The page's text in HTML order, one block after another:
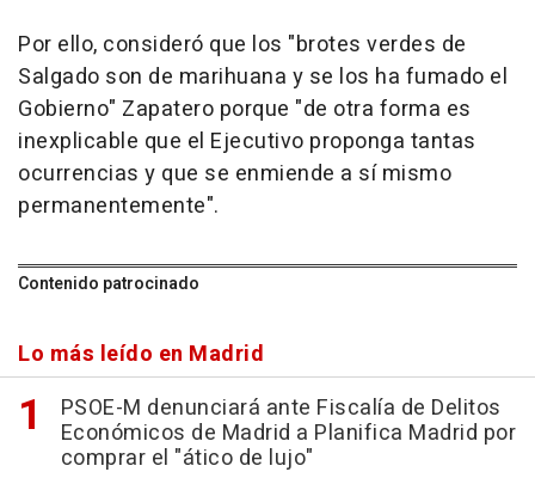
Por ello, consideró que los "brotes verdes de
Salgado son de marihuana y se los ha fumado el
Gobierno" Zapatero porque "de otra forma es
inexplicable que el Ejecutivo proponga tantas
ocurrencias y que se enmiende a sí mismo
permanentemente".
Contenido patrocinado
Lo más leído en Madrid
PSOE-M denunciará ante Fiscalía de Delitos
Económicos de Madrid a Planifica Madrid por
comprar el "ático de lujo"